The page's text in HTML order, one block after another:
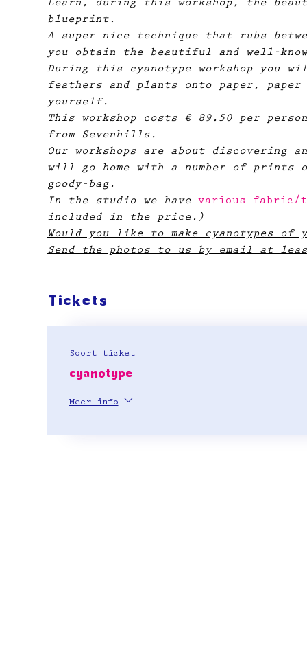
Learn, during this workshop, the
blueprint.
A super nice technique that rubs
you obtain the beautiful and well-
During this cyanotype workshop
feathers and plants onto paper,
yourself.
This workshop costs € 89.50 per
from Sevenhills.​
Our workshops are about discovering
will go home with a number of
goody-bag.
In the studio we have various fabric/
included in the price.)
Would you like to make cyanotypes of
Send the photos to us by email at
Tickets
Soort ticket
cyanotype
Meer info